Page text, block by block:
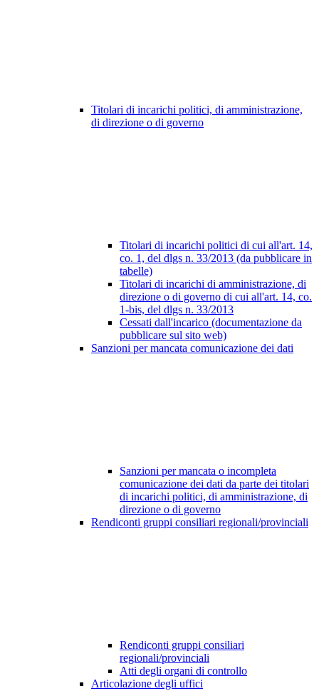
Titolari di incarichi politici, di amministrazione,
di direzione o di governo
Titolari di incarichi politici di cui all'art. 14,
co. 1, del dlgs n. 33/2013 (da pubblicare in
tabelle)
Titolari di incarichi di amministrazione, di
direzione o di governo di cui all'art. 14, co.
1-bis, del dlgs n. 33/2013
Cessati dall'incarico (documentazione da
pubblicare sul sito web)
Sanzioni per mancata comunicazione dei dati
Sanzioni per mancata o incompleta
comunicazione dei dati da parte dei titolari
di incarichi politici, di amministrazione, di
direzione o di governo
Rendiconti gruppi consiliari regionali/provinciali
Rendiconti gruppi consiliari
regionali/provinciali
Atti degli organi di controllo
Articolazione degli uffici